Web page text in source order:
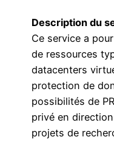
Description du
Ce service a
de ressources
datacenters
protection de
possibilités de
privé en
projets de